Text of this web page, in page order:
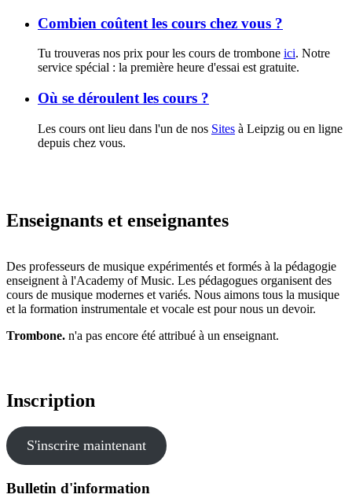
Combien coûtent les cours chez vous ?
Tu trouveras nos prix pour les cours de trombone ici. Notre
service spécial : la première heure d'essai est gratuite.
Où se déroulent les cours ?
Les cours ont lieu dans l'un de nos Sites à Leipzig ou en ligne
depuis chez vous.
Enseignants et enseignantes
Des professeurs de musique expérimentés et formés à la pédagogie
enseignent à l'Academy of Music. Les pédagogues organisent des
cours de musique modernes et variés. Nous aimons tous la musique
et la formation instrumentale et vocale est pour nous un devoir.
Trombone. n'a pas encore été attribué à un enseignant.
Inscription
S'inscrire maintenant
Bulletin d'information